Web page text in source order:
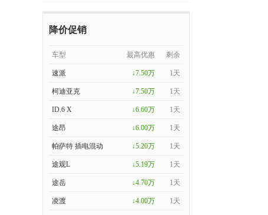
降价促销
车型 最高优惠 剩余
速派 ↓7.50万 1天
柯迪亚克 ↓7.50万 1天
ID.6 X ↓6.60万 1天
途昂 ↓6.00万 1天
帕萨特 插电混动 ↓5.20万 1天
途观L ↓5.19万 1天
途岳 ↓4.70万 1天
凌渡 ↓4.00万 1天